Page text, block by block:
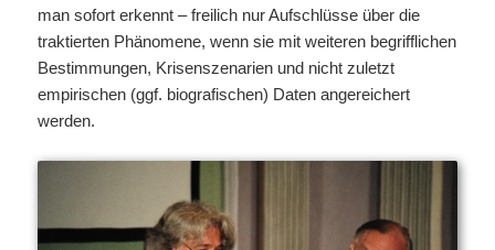
man sofort erkennt – freilich nur Aufschlüsse über die
traktierten Phänomene, wenn sie mit weiteren begrifflichen
Bestimmungen, Krisenszenarien und nicht zuletzt
empirischen (ggf. biografischen) Daten angereichert
werden.